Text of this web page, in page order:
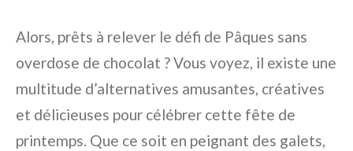
Alors, prêts à relever le défi de Pâques sans
overdose de chocolat ? Vous voyez, il existe une
multitude d’alternatives amusantes, créatives
et délicieuses pour célébrer cette fête de
printemps. Que ce soit en peignant des galets,